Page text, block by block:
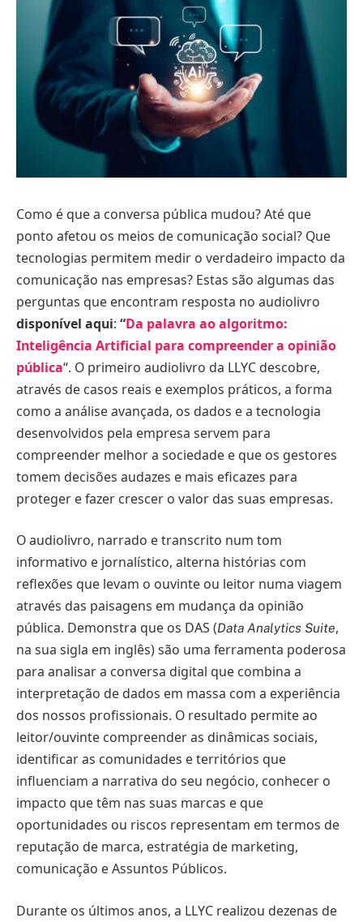
Como é que a conversa pública mudou? Até que
ponto afetou os meios de comunicação social? Que
tecnologias permitem medir o verdadeiro impacto da
comunicação nas empresas? Estas são algumas das
perguntas que encontram resposta no audiolivro
disponível aqui: “Da palavra ao algoritmo:
Inteligência Artificial para compreender a opinião
pública“. O primeiro audiolivro da LLYC descobre,
através de casos reais e exemplos práticos, a forma
como a análise avançada, os dados e a tecnologia
desenvolvidos pela empresa servem para
compreender melhor a sociedade e que os gestores
tomem decisões audazes e mais eficazes para
proteger e fazer crescer o valor das suas empresas.
O audiolivro, narrado e transcrito num tom
informativo e jornalístico, alterna histórias com
reflexões que levam o ouvinte ou leitor numa viagem
através das paisagens em mudança da opinião
pública. Demonstra que os DAS (Data Analytics Suite,
na sua sigla em inglês) são uma ferramenta poderosa
para analisar a conversa digital que combina a
interpretação de dados em massa com a experiência
dos nossos profissionais. O resultado permite ao
leitor/ouvinte compreender as dinâmicas sociais,
identificar as comunidades e territórios que
influenciam a narrativa do seu negócio, conhecer o
impacto que têm nas suas marcas e que
oportunidades ou riscos representam em termos de
reputação de marca, estratégia de marketing,
comunicação e Assuntos Públicos.
Durante os últimos anos, a LLYC realizou dezenas de